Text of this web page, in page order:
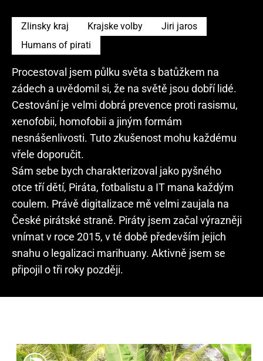
Zlinsky kraj Krajske volby
Jiri jaros
Humans of pirati
Procestoval jsem půlku světa s batůžkem na
zádech a uvědomil si, že na světě jsou dobří lidé.
Cestování je velmi dobrá prevence proti rasismu,
xenofobii, homofobii a jiným formám
nesnášenlivosti. Tuto zkušenost mohu každému
vřele doporučit.
Sám sebe bych charakterizoval jako pyšného
otce tří dětí, Piráta, fotbalistu a IT mana každým
coulem. Právě digitalizace mě velmi zaujala na
České pirátské straně. Piráty jsem začal výrazněji
vnímat v roce 2015, v té době především jejich
snahu o legalizaci marihuany. Aktivně jsem se
připojil o tři roky později.